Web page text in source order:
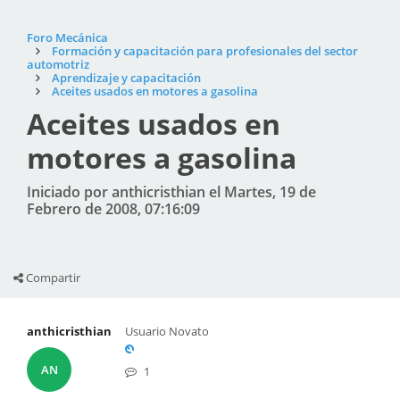
Foro Mecánica
Formación y capacitación para profesionales del sector
automotriz
Aprendizaje y capacitación
Aceites usados en motores a gasolina
Aceites usados en
motores a gasolina
Iniciado por anthicristhian el Martes, 19 de
Febrero de 2008, 07:16:09
Compartir
anthicristhian
AN
Usuario Novato
1